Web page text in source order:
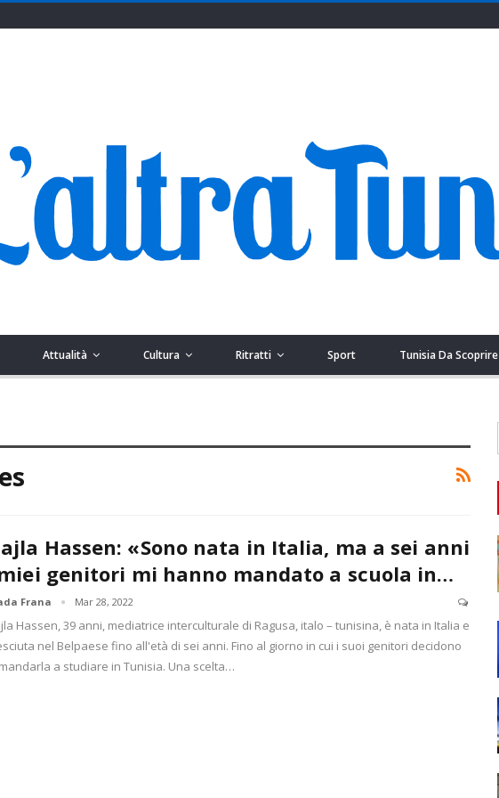
Attualità Cultura Ritratti Sport Tunisia Da Scoprire
Hassen: «Sono nata in Italia, ma a sei anni
genitori mi hanno mandato a scuola in…
Frana Mar 28, 2022
Hassen, 39 anni, mediatrice interculturale di Ragusa, italo – tunisina, è nata in Italia e
nel Belpaese fino all'età di sei anni. Fino al giorno in cui i suoi genitori decidono
a studiare in Tunisia. Una scelta…